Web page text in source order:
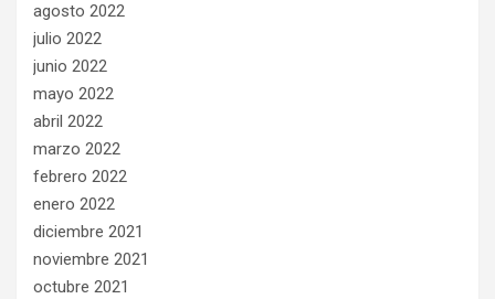
agosto 2022
julio 2022
junio 2022
mayo 2022
abril 2022
marzo 2022
febrero 2022
enero 2022
diciembre 2021
noviembre 2021
octubre 2021